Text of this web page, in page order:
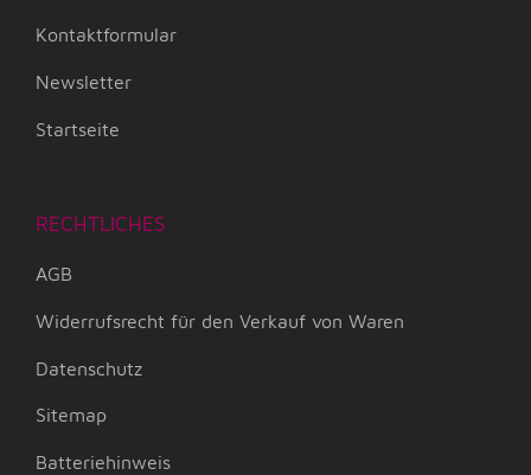
Kontaktformular
Newsletter
Startseite
RECHTLICHES
AGB
Widerrufsrecht für den Verkauf von Waren
Datenschutz
Sitemap
Batteriehinweis